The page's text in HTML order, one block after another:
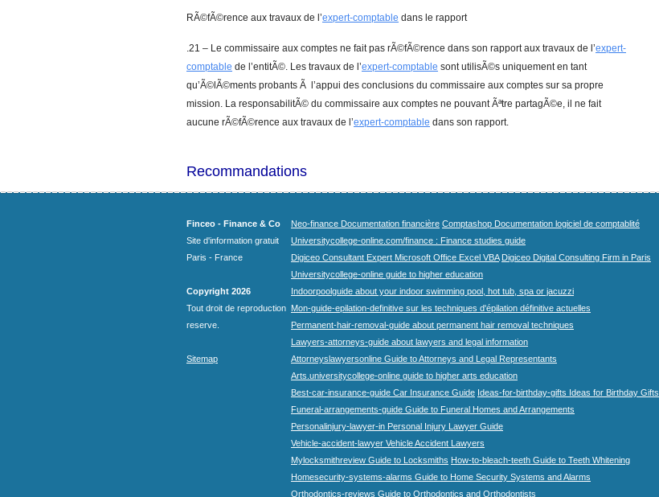
RÃ©fÃ©rence aux travaux de l’expert-comptable dans le rapport
.21 – Le commissaire aux comptes ne fait pas rÃ©fÃ©rence dans son rapport aux travaux de l’expert-
comptable de l’entitÃ©. Les travaux de l’expert-comptable sont utilisÃ©s uniquement en tant
qu’Ã©lÃ©ments probants Ã l’appui des conclusions du commissaire aux comptes sur sa propre
mission. La responsabilitÃ© du commissaire aux comptes ne pouvant Ãªtre partagÃ©e, il ne fait
aucune rÃ©fÃ©rence aux travaux de l’expert-comptable dans son rapport.
Recommandations
Finceo - Finance & Co
Site d'information gratuit
Paris - France
Copyright 2026
Tout droit de reproduction
reserve.
Sitemap
Neo-finance Documentation financière Comptashop Documentation logiciel de comptablité
Universitycollege-online.com/finance : Finance studies guide
Digiceo Consultant Expert Microsoft Office Excel VBA Digiceo Digital Consulting Firm in Paris
Universitycollege-online guide to higher education
Indoorpoolguide about your indoor swimming pool, hot tub, spa or jacuzzi
Mon-guide-epilation-definitive sur les techniques d'épilation définitive actuelles
Permanent-hair-removal-guide about permanent hair removal techniques
Lawyers-attorneys-guide about lawyers and legal information
Attorneyslawyersonline Guide to Attorneys and Legal Representants
Arts.universitycollege-online guide to higher arts education
Best-car-insurance-guide Car Insurance Guide Ideas-for-birthday-gifts Ideas for Birthday Gifts
Funeral-arrangements-guide Guide to Funeral Homes and Arrangements
Personalinjury-lawyer-in Personal Injury Lawyer Guide
Vehicle-accident-lawyer Vehicle Accident Lawyers
Mylocksmithreview Guide to Locksmiths How-to-bleach-teeth Guide to Teeth Whitening
Homesecurity-systems-alarms Guide to Home Security Systems and Alarms
Orthodontics-reviews Guide to Orthodontics and Orthodontists